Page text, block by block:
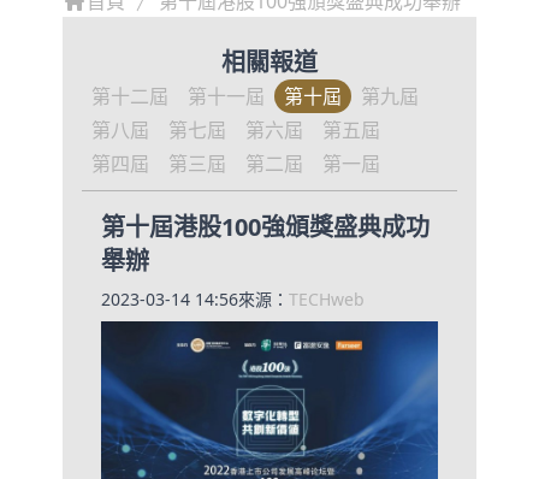
相關報道
第十二屆 第十一屆 第十屆
第九屆
第八屆
第七屆 第六屆
第五屆
第四屆
第三屆 第二屆 第一屆
第十屆港股100強頒獎盛典成功
舉辦
2023-03-14 14:56來源： TECHweb